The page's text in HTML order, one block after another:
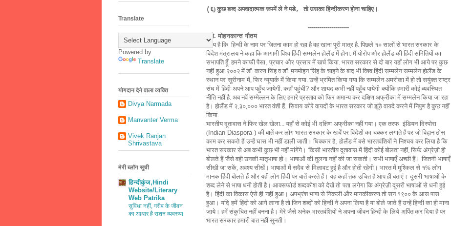
( ६) कुछ शब्द अपवादात्मक रूपमें ले ने पडे, तो उसका हिन्दीकरण होना चाहिए।
---------------------
प्रो. मोहनकान्त गौतम
सत्य है कि हिन्दी के नाम पर जितना काम हो रहा है वह खाना पूरी मात्र है. पिछले १० सालों से भारत सरकार के
विदेश मंत्रालय ने कहा कि आगामी विश्व हिंदी सम्मलेन होलैंड में होगा. मैं योरोप और होलैंड की हिंदी समितियों का
सभापति हूँ. हमनेकाफी पैसा, प्रचार और प्रसार में खर्च किया. भारत सरकार से दो बार यहाँ लोग भी आये पर कुछ
नहीं हुआ.२००२ में डॉ. करण सिंह वडॉ. मनमोहन सिंह के चाहने के बाद भी विश्व हिंदी सम्मलेनसम्मलेनहोलैंड के
स्थान पर सूरीनाम में, फिर न्यूयार्क में किया गया. उन्हें भ्रमित किया गया कि सम्मलेन अमरीका में हो तो सयुंक्त राष्ट्र
संघ में हिंदी अपने आप पहुँच जायेगी. कहाँ पहुंची? और शायद कभी नहीं पहुँच पायेगी क्योंकि हमारी कोई व्यवस्थित
नीति नहीं है. अब नवें सम्मेल्लन के लिए हमारे प्रस्ताव को फिर अमान्य कर दक्षिण अफ्रीका में सम्मलेन किया जा रहा
है। होलैंड में २,३०,००० भारत वंशी हैं. सिवाय कोरे वायदों के भारत सरकार जो झूंठे वायदे करने में निपुण है कुछ नहीं
किया.
भारतीय दूतावास ने फिर खेल खेला... यहाँ से कोई भी दक्षिण अफ्रीका नहीं गया। एक तरफ इंडियन दिस्पोरा
( Indian Diaspora ) की बातें कर लोग भारत सरकार के खर्चे पर विदेशों का चक्कर लगाते हैं पर जो विद्वान ठोस
काम कर सकते हैं उन्हें घास भी नहीं डाली जाती। धिक्कार है, होलैंड में बसे भारतवंशियों ने निश्चय कर लिया है कि
भारत सरकार से अब कभी कुछ भी नहीं मांगेंगे। किसी भारतीय दूतावास में हिंदी कोई बोलता नहीं, सिर्फ अंग्रेज़ी ही
बोलते हैं जैसे वही उनकी मातृभाषा हो। भाषाओं की तुलना नहीं की जा सकती। सभी भाषाएँ अच्छी हैं। जितनी भाषाएँ
सीखी जा सकें, अवश्य सीखें। भाषाओं में सदैव से मिलावट हुई है और होती रहेगी। भारत में मुश्किल से १% लोग
मानक हिंदी बोलते हैं और यही लोग हिंदी पर बातें करते हैं। यह कहाँ तक उचित है आप ही बताएं। दूसरी भाषाओं के
शब्द लेने से भाषा धनी होती है। आक्सफोर्ड शब्दकोश को देखें तो पता लगेगा कि अंग्रेज़ी दूसरी भाषाओं से धनी हुई
है। हिंदी का विकास ऐसे ही नहीं हुआ। अपभ्रंश भाषा से निकली और मानकीकरण तो सन १९०० के आस पास
हुआ। यदि हमें हिंदी को आगे लाना है तो जिन शब्दों को हिन्दी ने अपना लिया है या बोले जाते हैं उन्हें हिन्दी का ही माना
जाये। हमें संकुचित नहीं बनना है। मेरे जैसे अनेक भारतवंशियों ने अपना जीवन हिन्दी के लिये अर्पित कर दिया है पर
भारत सरकार हमारी बात नहीं सुनती।
Translate
Powered by
Translate
योगदान देने वाला व्यक्ति
Divya Narmada
Manvanter Verma
Vivek Ranjan
Shrivastava
मेरी ब्लॉग सूची
हिन्दीकुंज,Hindi
Website/Literary
Web Patrika
सुविधा नहीं, गरीब के जीवन
का आधार है राशन व्यवस्था